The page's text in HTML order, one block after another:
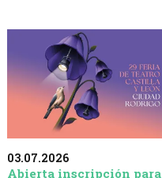
03.07.2026
Abierta inscripción para